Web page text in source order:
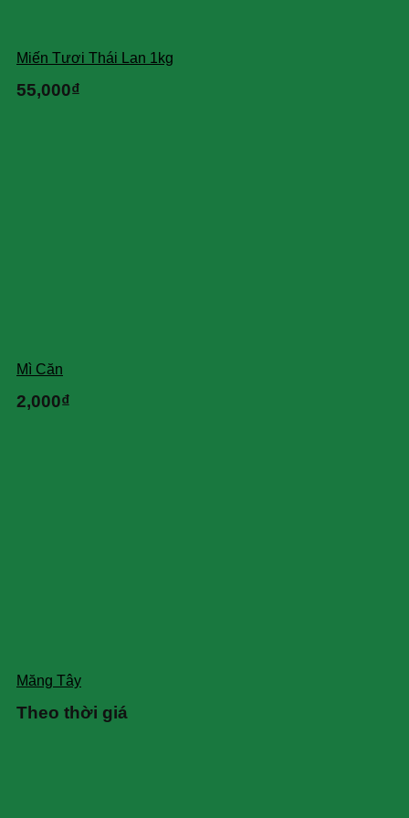
Miến Tươi Thái Lan 1kg
55,000₫
Mì Căn
2,000₫
Măng Tây
Theo thời giá